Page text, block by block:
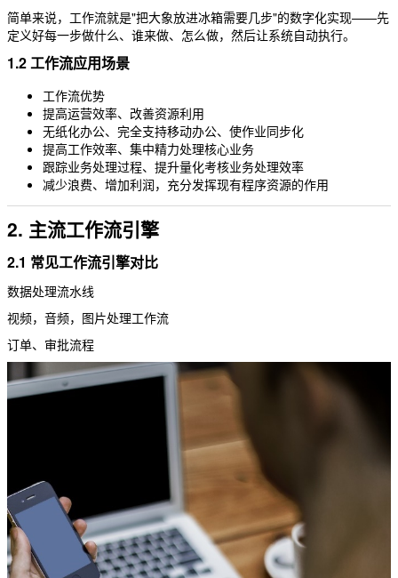
简单来说，工作流就是"把大象放进冰箱需要几步"的数字化实现——先
定义好每一步做什么、谁来做、怎么做，然后让系统自动执行。
1.2 工作流应用场景
工作流优势
提高运营效率、改善资源利用
无纸化办公、完全支持移动办公、使作业同步化
提高工作效率、集中精力处理核心业务
跟踪业务处理过程、提升量化考核业务处理效率
减少浪费、增加利润，充分发挥现有程序资源的作用
2. 主流工作流引擎
2.1 常见工作流引擎对比
数据处理流水线
视频，音频，图片处理工作流
订单、审批流程